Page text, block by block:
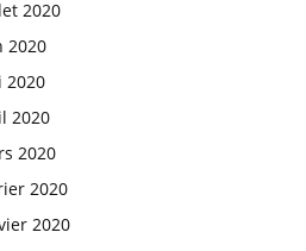
2020
2020
2020
2020
2020
2020
2020